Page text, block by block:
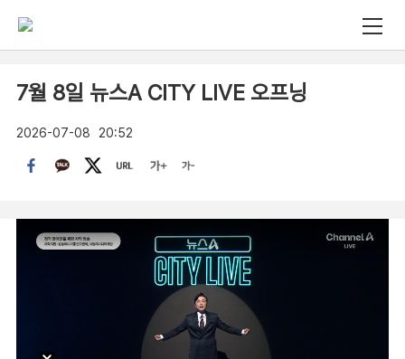
7월 8일 뉴스A CITY LIVE 오프닝
2026-07-08 20:52